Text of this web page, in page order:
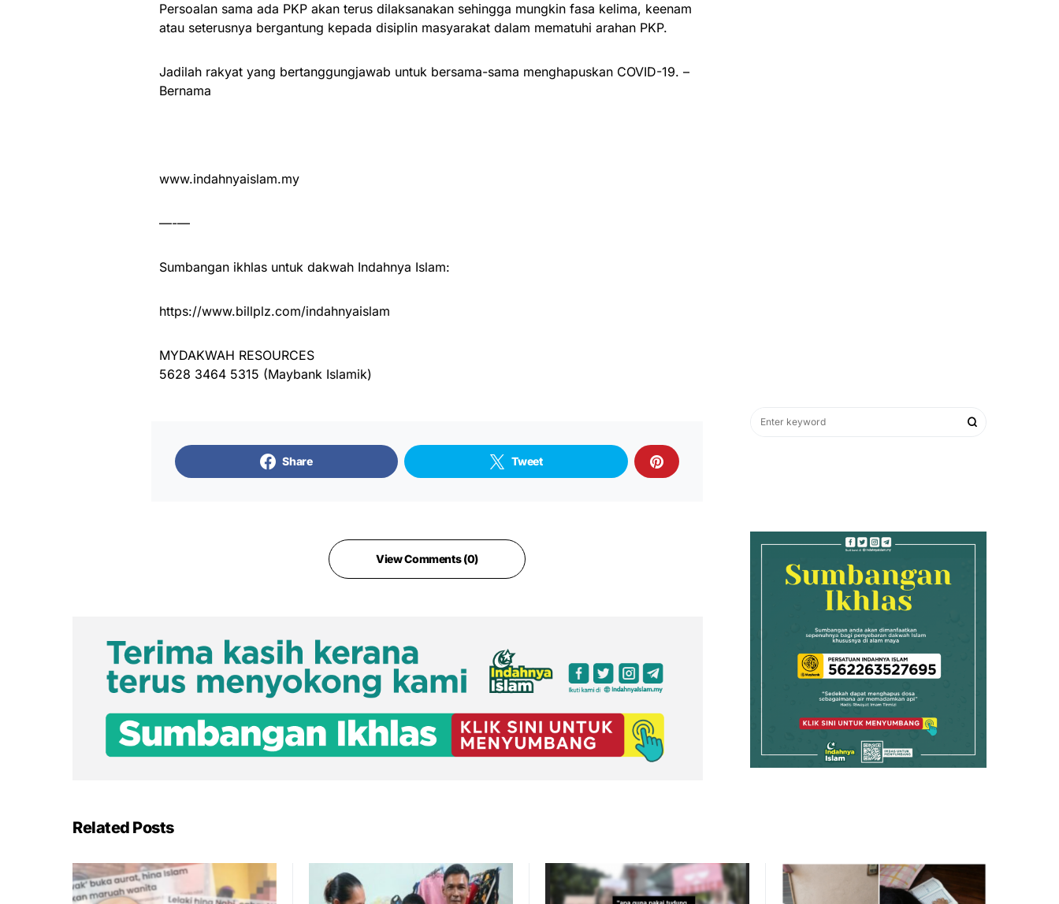
Persoalan sama ada PKP akan terus dilaksanakan sehingga mungkin fasa kelima, keenam
atau seterusnya bergantung kepada disiplin masyarakat dalam mematuhi arahan PKP.
Jadilah rakyat yang bertanggungjawab untuk bersama-sama menghapuskan COVID-19. –
Bernama
www.indahnyaislam.my
—-—
Sumbangan ikhlas untuk dakwah Indahnya Islam:
https://www.billplz.com/indahnyaislam
MYDAKWAH RESOURCES
5628 3464 5315 (Maybank Islamik)
Share Tweet
View Comments (0)
Related Posts